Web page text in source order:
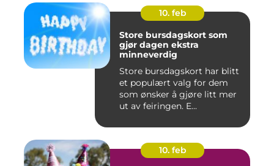
10. feb
Store bursdagskort som
gjør dagen ekstra
minneverdig
Store bursdagskort har blitt
et populært valg for dem
som ønsker å gjøre litt mer
ut av feiringen. E...
10. feb